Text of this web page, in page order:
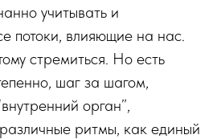
учитывать и
потоки, влияющие на нас.
стремиться. Но есть
шаг за шагом,
орган”,
ритмы, как единый